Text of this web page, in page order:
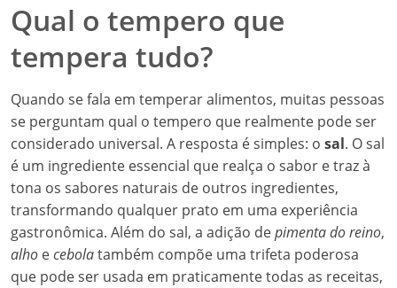
Qual o tempero que
tempera tudo?
Quando se fala em temperar alimentos, muitas pessoas
se perguntam qual o tempero que realmente pode ser
considerado universal. A resposta é simples: o sal. O sal
é um ingrediente essencial que realça o sabor e traz à
tona os sabores naturais de outros ingredientes,
transformando qualquer prato em uma experiência
gastronômica. Além do sal, a adição depimenta do reino,
alho ecebolatambém compõe uma trifeta poderosa
que pode ser usada em praticamente todas as receitas,